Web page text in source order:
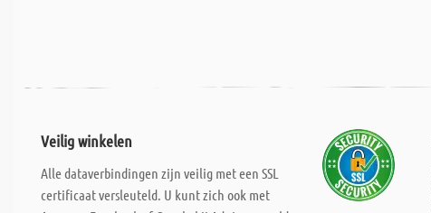
Veilig winkelen
Alle dataverbindingen zijn veilig met een SSL
certificaat versleuteld. U kunt zich ook met